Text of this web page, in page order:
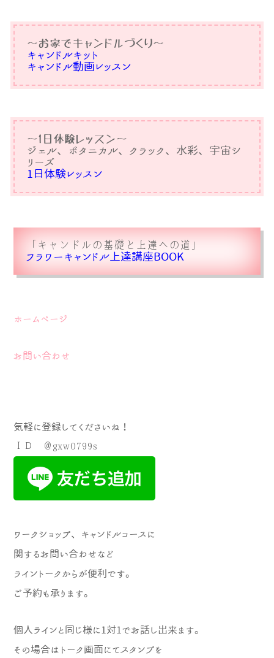
〜お家でキャンドルづくり〜
キャンドルキット
キャンドル動画レッスン
〜1日体験レッスン〜
ジェル、ボタニカル、クラック、水彩、宇宙シ
リーズ
1日体験レッスン
「キャンドルの基礎と上達への道」
フラワーキャンドル上達講座BOOK
ホームページ
お問い合わせ
気軽に登録してくださいね！
ＩＤ ＠gxw0799s
ワークショップ、キャンドルコースに
関するお問い合わせなど
ライントークからが便利です。
ご予約も承ります。
個人ラインと同じ様に1対1でお話し出来ま す。
その場合はトーク画面にてスタンプを